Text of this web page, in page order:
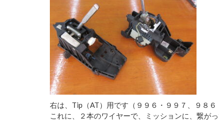
右は、Tip（AT）用です（９９６・９９７、９８６
これに、２本のワイヤーで、ミッションに、繋が